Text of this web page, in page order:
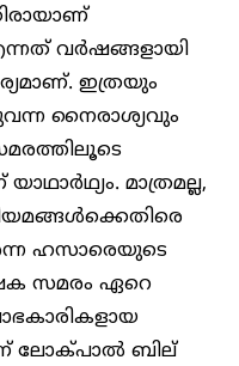
വർഷങ്ങളായി
ഇത്രയും
നൈരാശ്യവും
മാത്രമല്ല,
ഹസാരെയുടെ
സമരം ഏറെ
ലോക്പാൽ ബില്